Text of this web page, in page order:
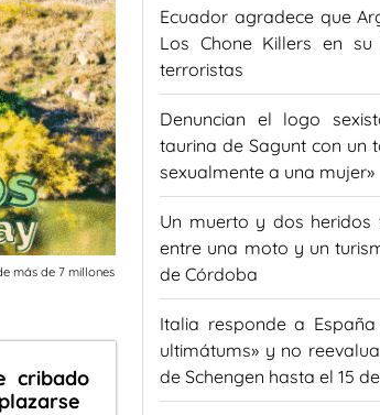
más de 7 millones
cribado
Ecuador agradece que
Los Chone Killers en
terroristas
Denuncian el logo
taurina de Sagunt con un
sexualmente a una mujer»
Un muerto y dos heridos
entre una moto y un
de Córdoba
Italia responde a
ultimátums» y no
de Schengen hasta el 15